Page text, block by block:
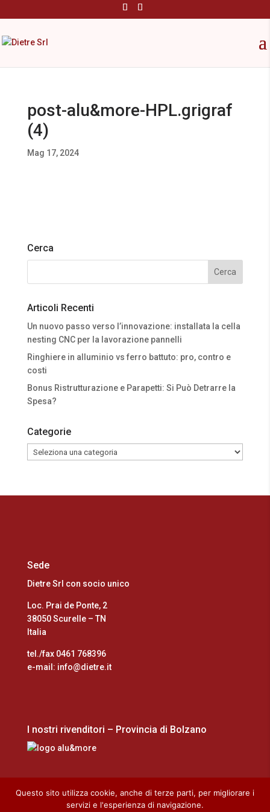
post-alu&more-HPL.grigraf
(4)
Mag 17, 2024
Cerca
Articoli Recenti
Un nuovo passo verso l’innovazione: installata la cella
nesting CNC per la lavorazione pannelli
Ringhiere in alluminio vs ferro battuto: pro, contro e
costi
Bonus Ristrutturazione e Parapetti: Si Può Detrarre la
Spesa?
Categorie
Categorie
Sede
Dietre Srl con socio unico
Loc. Prai de Ponte, 2
38050 Scurelle – TN
Italia
tel./fax 0461 768396
e-mail: info@dietre.it
I nostri rivenditori – Provincia di Bolzano
Questo sito utilizza cookie, anche di terze parti, per migliorare i
servizi e l'esperienza di navigazione.